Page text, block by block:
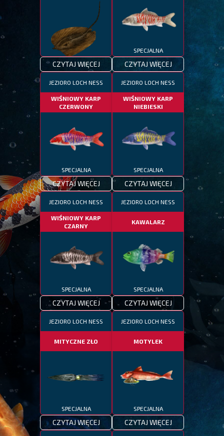
SPECJALNA
CZYTAJ WIĘCEJ
SPECJALNA
CZYTAJ WIĘCEJ
JEZIORO LOCH NESS
WIŚNIOWY KARP
CZERWONY
SPECJALNA
CZYTAJ WIĘCEJ
JEZIORO LOCH NESS
WIŚNIOWY KARP
NIEBIESKI
SPECJALNA
CZYTAJ WIĘCEJ
JEZIORO LOCH NESS
WIŚNIOWY KARP
CZARNY
SPECJALNA
CZYTAJ WIĘCEJ
JEZIORO LOCH NESS
KAWALARZ
SPECJALNA
CZYTAJ WIĘCEJ
JEZIORO LOCH NESS
MITYCZNE ZŁO
SPECJALNA
CZYTAJ WIĘCEJ
JEZIORO LOCH NESS
MOTYLEK
SPECJALNA
CZYTAJ WIĘCEJ